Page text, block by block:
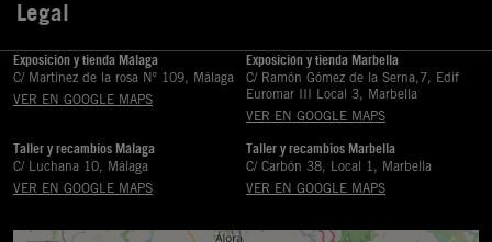
Legal
Exposición y tienda Málaga
C/ Martinez de la rosa Nº 109, Málaga
VER EN GOOGLE MAPS
Exposición y tienda Marbella
C/ Ramón Gómez de la Serna,7, Edif
Euromar III Local 3, Marbella
VER EN GOOGLE MAPS
Taller y recambios Málaga
C/ Luchana 10, Málaga
VER EN GOOGLE MAPS
Taller y recambios Marbella
C/ Carbón 38, Local 1, Marbella
VER EN GOOGLE MAPS